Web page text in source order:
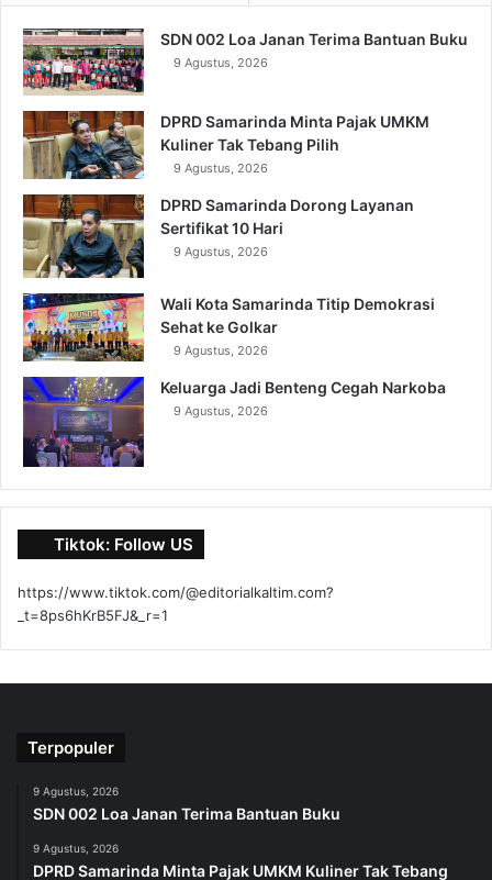
SDN 002 Loa Janan Terima Bantuan Buku
9 Agustus, 2026
DPRD Samarinda Minta Pajak UMKM
Kuliner Tak Tebang Pilih
9 Agustus, 2026
DPRD Samarinda Dorong Layanan
Sertifikat 10 Hari
9 Agustus, 2026
Wali Kota Samarinda Titip Demokrasi
Sehat ke Golkar
9 Agustus, 2026
Keluarga Jadi Benteng Cegah Narkoba
9 Agustus, 2026
Tiktok: Follow US
https://www.tiktok.com/@editorialkaltim.com?
_t=8ps6hKrB5FJ&_r=1
Terpopuler
9 Agustus, 2026
SDN 002 Loa Janan Terima Bantuan Buku
9 Agustus, 2026
DPRD Samarinda Minta Pajak UMKM Kuliner Tak Tebang